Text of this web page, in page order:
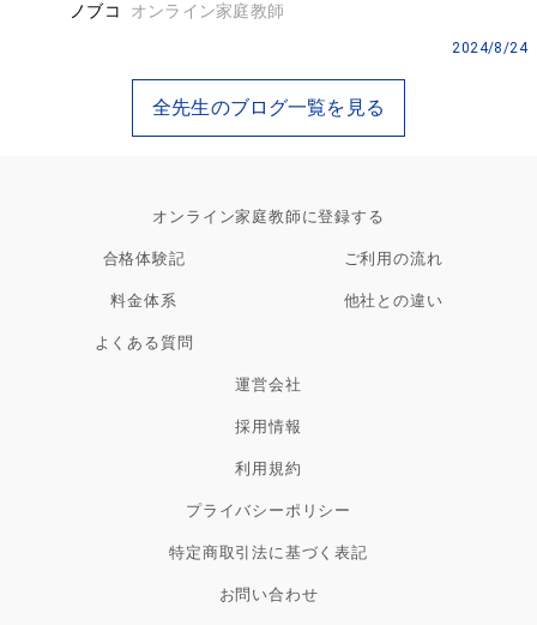
ノブコ オンライン家庭教師
2024/8/24
全先生のブログ一覧を見る
オンライン家庭教師に登録する
合格体験記
ご利用の流れ
料金体系
他社との違い
よくある質問
運営会社
採用情報
利用規約
プライバシーポリシー
特定商取引法に基づく表記
お問い合わせ